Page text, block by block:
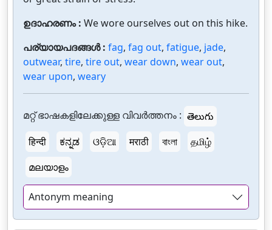
ഉദാഹരണം : We wore ourselves out on this hike.
പര്യായപദങ്ങൾ : fag, fag out, fatigue, jade,
outwear, tire, tire out, wear down, wear out,
wear upon, weary
മറ്റ് ഭാഷകളിലേക്കുള്ള വിവർത്തനം : తెలుగు
हिन्दी
ಕನ್ನಡ ଓଡ଼ିଆ मराठी বাংলা
தமிழ்
മലയാളം
Antonym meaning